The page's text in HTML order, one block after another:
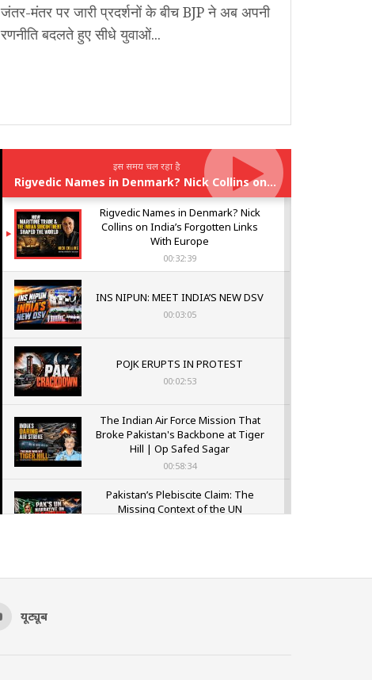
जंतर-मंतर पर जारी प्रदर्शनों के बीच BJP ने अब अपनी
रणनीति बदलते हुए सीधे युवाओं...
इस समय चल रहा है
Rigvedic Names in Denmark? Nick Collins on India’s Forgotten Links With Europe
Rigvedic Names in Denmark? Nick
Collins on India’s Forgotten Links
With Europe
00:32:39
INS NIPUN: MEET INDIA’S NEW DSV
00:03:05
POJK ERUPTS IN PROTEST
00:02:53
The Indian Air Force Mission That
Broke Pakistan's Backbone at Tiger
Hill | Op Safed Sagar
00:58:34
Pakistan’s Plebiscite Claim: The
Missing Context of the UN
यूट्यूब